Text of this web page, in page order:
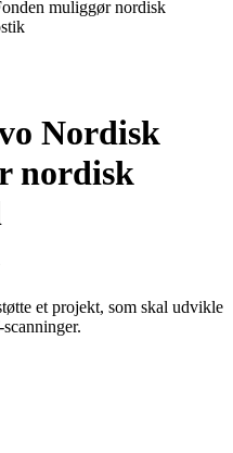
muliggør nordisk
Nordisk
nordisk
et projekt, som skal udvikle